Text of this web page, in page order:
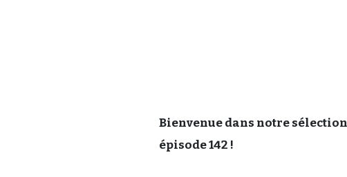
Bienvenue dans notre
épisode 142 !